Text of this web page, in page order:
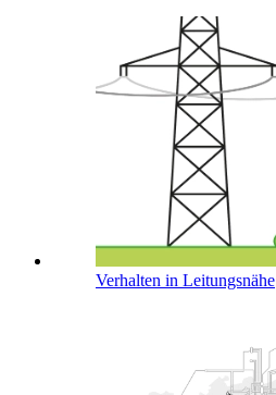
Verhalten in Leitungsnähe